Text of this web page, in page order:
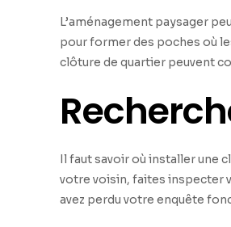
L’aménagement paysager
pour former des poches où
clôture de quartier peuvent
Il faut savoir où installer une
votre voisin, faites inspecter
avez perdu votre enquête